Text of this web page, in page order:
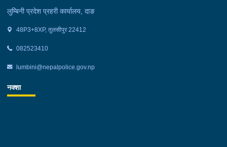
लुम्बिनी प्रदेश प्रहरी कार्यालय, दाङ
48P3+8XP, तुलसीपुर 22412
082523410
lumbini@nepalpolice.gov.np
नक्शा